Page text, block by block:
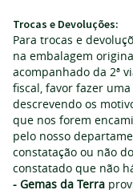
Trocas e Devoluções:
Para trocas e
na embalagem
acompanhado da 2ª
fiscal, favor fazer
descrevendo os
que nos forem
pelo nosso
constatação ou não
constatado que não
- Gemas da Terra